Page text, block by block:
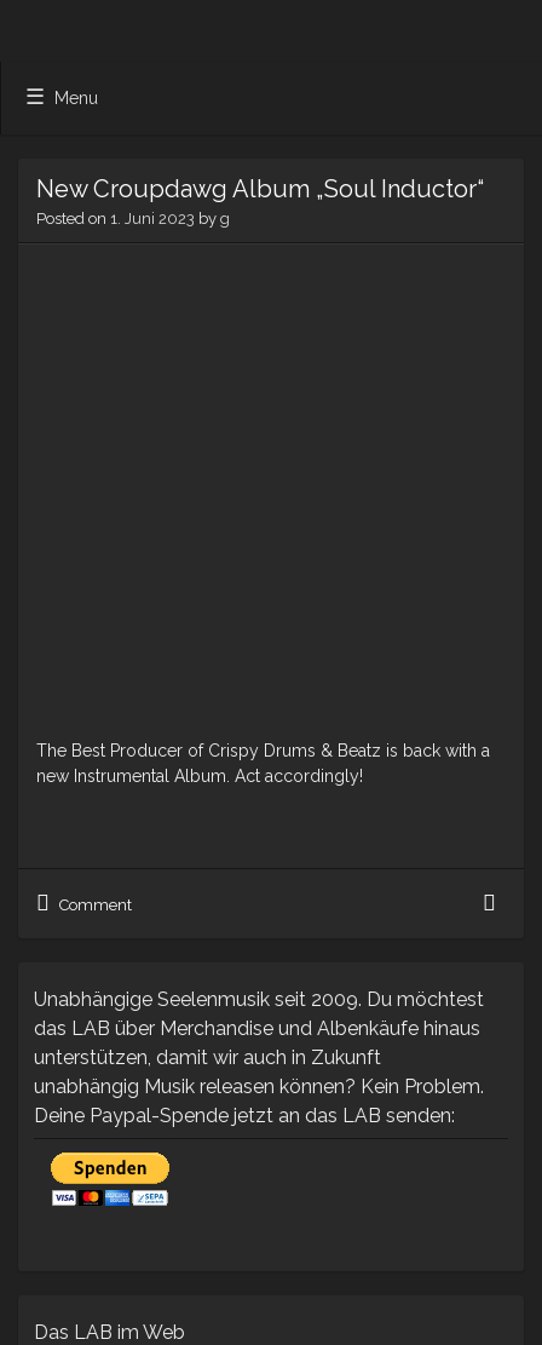
Menu
New Croupdawg Album „Soul Inductor“
Posted on 1. Juni 2023 by g
The Best Producer of Crispy Drums & Beatz is back with a
new Instrumental Album. Act accordingly!
Comment
Unabhängige Seelenmusik seit 2009. Du möchtest
das LAB über Merchandise und Albenkäufe hinaus
unterstützen, damit wir auch in Zukunft
unabhängig Musik releasen können? Kein Problem.
Deine Paypal-Spende jetzt an das LAB senden:
Das LAB im Web